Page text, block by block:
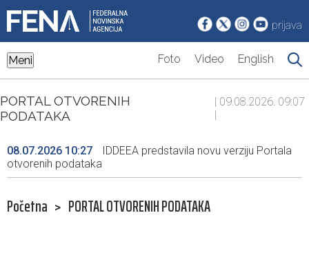
prijava
Meni Foto Video English
PORTAL OTVORENIH
PODATAKA
| 09.08.2026. 09:07
|
08.07.2026 10:27
IDDEEA predstavila novu verziju Portala
otvorenih podataka
Početna > PORTAL OTVORENIH PODATAKA